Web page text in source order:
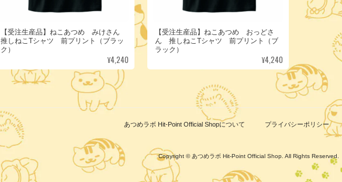
【受注生産品】ねこあつめ みけさん
推しねこTシャツ 前プリント（ブラッ
ク）
¥4,240
【受注生産品】ねこあつめ おっどさ
ん 推しねこTシャツ 前プリント（ブ
ラック）
¥4,240
あつめラボ Hit-Point Official Shopについて プライバシーポリシー
Copyright © あつめラボ Hit-Point Official Shop. All Rights